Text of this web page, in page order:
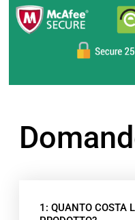
1: QUANTO COSTA